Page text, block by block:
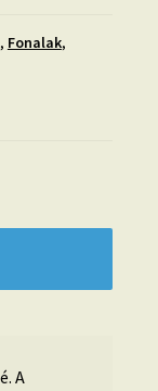
, Fonalak,
A